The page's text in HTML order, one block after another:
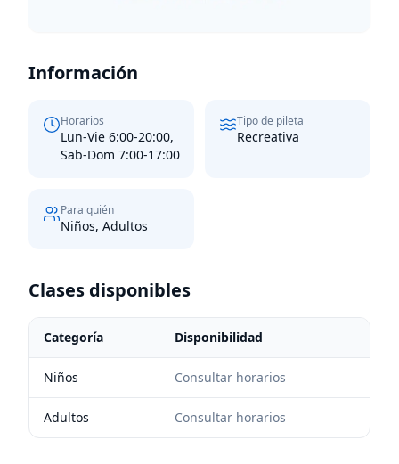
Información
Horarios
Lun-Vie 6:00-20:00,
Sab-Dom 7:00-17:00
Tipo de pileta
Recreativa
Para quién
Niños, Adultos
Clases disponibles
Categoría Disponibilidad
Niños Consultar horarios
Adultos Consultar horarios